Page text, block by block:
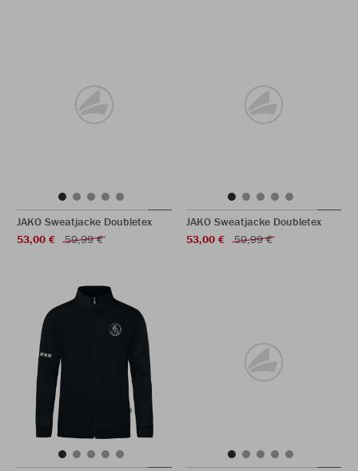
JAKO Sweatjacke Doubletex
53,00 €
59,99 €
JAKO Sweatjacke Doubletex
53,00 €
59,99 €